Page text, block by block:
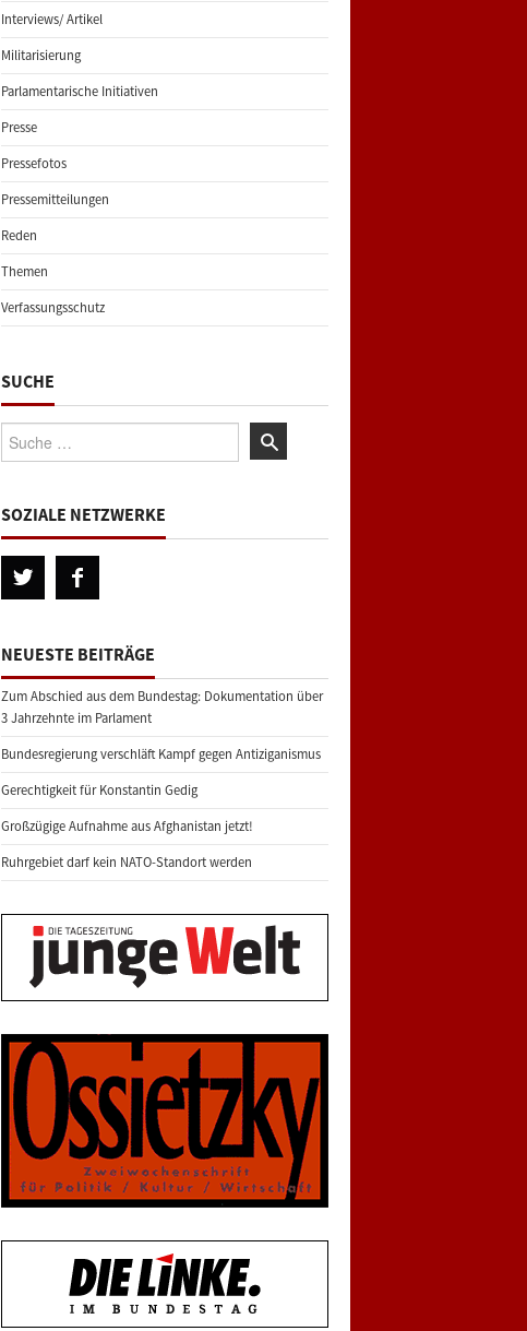
Interviews/ Artikel
Militarisierung
Parlamentarische Initiativen
Presse
Pressefotos
Pressemitteilungen
Reden
Themen
Verfassungsschutz
SUCHE
Suche:
SOZIALE NETZWERKE
NEUESTE BEITRÄGE
Zum Abschied aus dem Bundestag: Dokumentation über
3 Jahrzehnte im Parlament
Bundesregierung verschläft Kampf gegen Antiziganismus
Gerechtigkeit für Konstantin Gedig
Großzügige Aufnahme aus Afghanistan jetzt!
Ruhrgebiet darf kein NATO-Standort werden